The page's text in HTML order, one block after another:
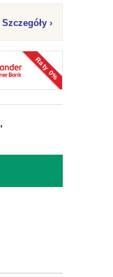
Szczegóły ›
Raty 0%
,